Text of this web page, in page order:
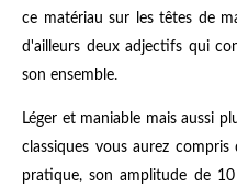
ce matériau sur les têtes de
d'ailleurs deux adjectifs qui
son ensemble.
Léger et maniable mais aussi
classiques vous aurez
pratique, son amplitude de